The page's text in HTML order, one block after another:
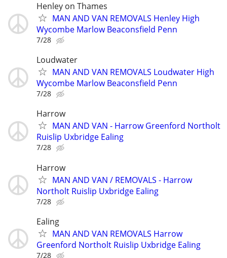
Henley on Thames
MAN AND VAN REMOVALS Henley High
Wycombe Marlow Beaconsfield Penn
7/28
Loudwater
MAN AND VAN REMOVALS Loudwater High
Wycombe Marlow Beaconsfield Penn
7/28
Harrow
MAN AND VAN - Harrow Greenford Northolt
Ruislip Uxbridge Ealing
7/28
Harrow
MAN AND VAN / REMOVALS - Harrow
Northolt Ruislip Uxbridge Ealing
7/28
Ealing
MAN AND VAN REMOVALS Harrow
Greenford Northolt Ruislip Uxbridge Ealing
7/28